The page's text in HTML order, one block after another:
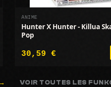
ANIME
Hunter X Hunter - Killua
Pop
30,59 €
VOIR TOUTES LES